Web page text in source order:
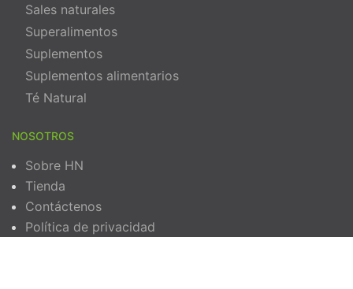
Sales naturales
Superalimentos
Suplementos
Suplementos alimentarios
Té Natural
NOSOTROS
Sobre HN
Tienda
Contáctenos
Política de privacidad